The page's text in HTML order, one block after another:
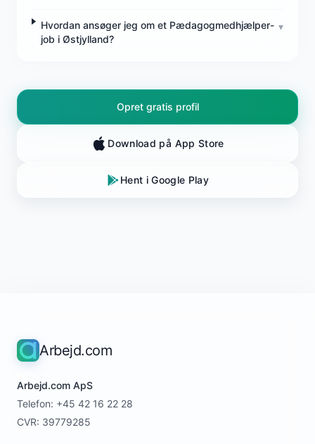
Hvordan ansøger jeg om et Pædagogmedhjælper-
job i Østjylland?
▾
Opret gratis profil
Download på App Store
Hent i Google Play
Arbejd.com
Arbejd.com ApS
Telefon: +45 42 16 22 28
CVR: 39779285